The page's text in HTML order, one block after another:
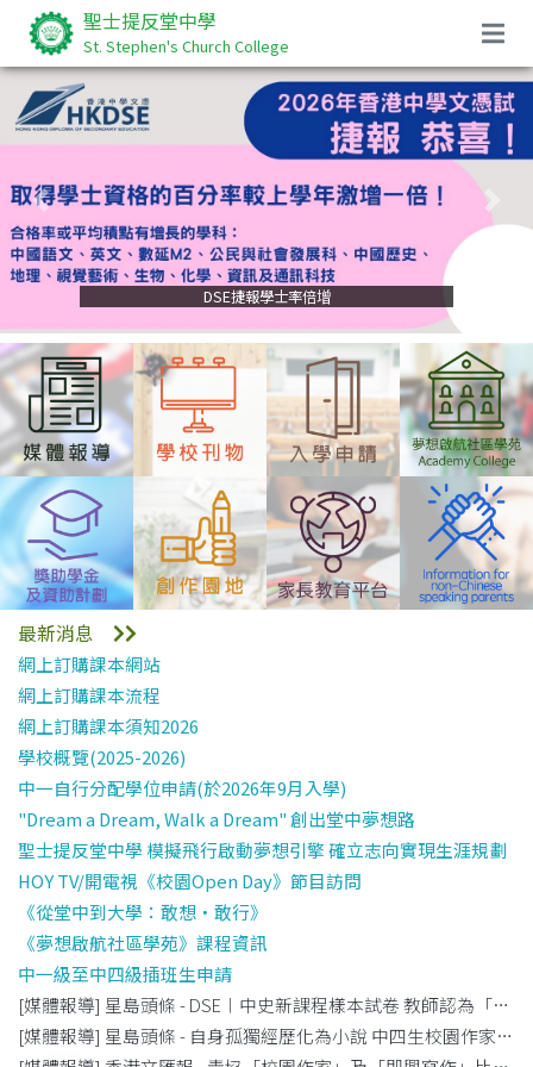
聖士提反堂中學
St. Stephen's Church College
DSE捷報學士率倍增
Previous Next
最新消息
網上訂購課本網站
網上訂購課本流程
網上訂購課本須知2026
學校概覽(2025-2026)
中一自行分配學位申請(於2026年9月入學)
"Dream a Dream, Walk a Dream" 創出堂中夢想路
聖士提反堂中學 模擬飛行啟動夢想引擎 確立志向實現生涯規劃
HOY TV/開電視《校園Open Day》節目訪問
《從堂中到大學：敢想‧敢行》
《夢想啟航社區學苑》課程資訊
中一級至中四級插班生申請
[媒體報導] 星島頭條 - DSE︱中史新課程樣本試卷 教師認為「易得分」 佔分重高階題目仍具挑戰性
[媒體報導] 星島頭條 - 自身孤獨經歷化為小說 中四生校園作家賽奪冠